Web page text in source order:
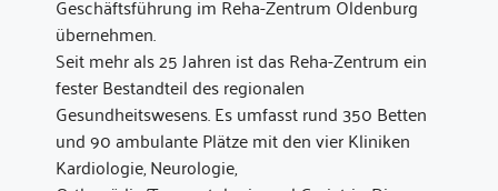
Geschäftsführung im Reha-Zentrum Oldenburg
übernehmen.
Seit mehr als 25 Jahren ist das Reha-Zentrum ein
fester Bestandteil des regionalen
Gesundheitswesens. Es umfasst rund 350 Betten
und 90 ambulante Plätze mit den vier Kliniken
Kardiologie, Neurologie,